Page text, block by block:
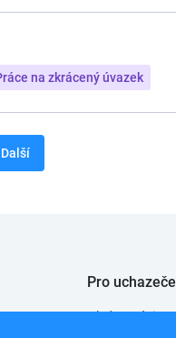
na zkrácený úvazek
Další
Pro uchazeče
Hledat práci